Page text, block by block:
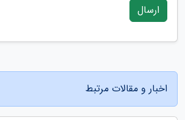
ارسال
اخبار و مقالات مرتبط